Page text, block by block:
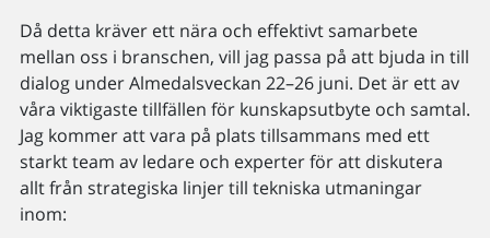
Då detta kräver ett nära och effektivt samarbete
mellan oss i branschen, vill jag passa på att bjuda in till
dialog under Almedalsveckan 22–26 juni. Det är ett av
våra viktigaste tillfällen för kunskapsutbyte och samtal.
Jag kommer att vara på plats tillsammans med ett
starkt team av ledare och experter för att diskutera
allt från strategiska linjer till tekniska utmaningar
inom: